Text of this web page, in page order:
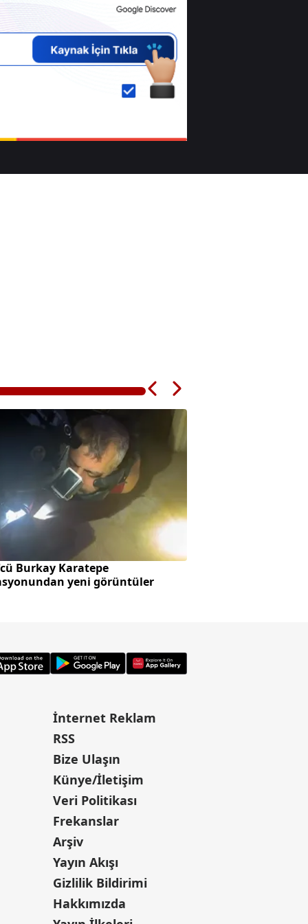
Burkay Karatepe
yeni görüntüler
İnternet Reklam
RSS
Bize Ulaşın
Künye/İletişim
Veri Politikası
Frekanslar
Arşiv
Yayın Akışı
Gizlilik Bildirimi
Hakkımızda